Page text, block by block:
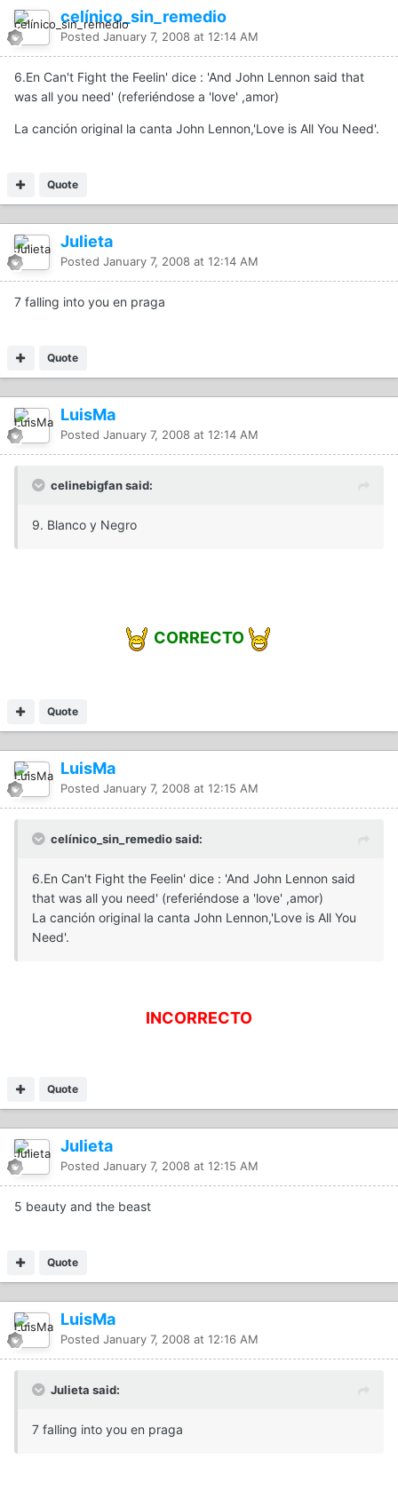
celínico_sin_remedio
Posted January 7, 2008 at 12:14 AM
6.En Can't Fight the Feelin' dice : 'And John Lennon said that
was all you need' (referiéndose a 'love' ,amor)
La canción original la canta John Lennon,'Love is All You Need'.
Quote
Julieta
Posted January 7, 2008 at 12:14 AM
7 falling into you en praga
Quote
LuisMa
Posted January 7, 2008 at 12:14 AM
celinebigfan said:
9. Blanco y Negro
CORRECTO
Quote
LuisMa
Posted January 7, 2008 at 12:15 AM
celínico_sin_remedio said:
6.En Can't Fight the Feelin' dice : 'And John Lennon said
that was all you need' (referiéndose a 'love' ,amor)
La canción original la canta John Lennon,'Love is All You
Need'.
INCORRECTO
Quote
Julieta
Posted January 7, 2008 at 12:15 AM
5 beauty and the beast
Quote
LuisMa
Posted January 7, 2008 at 12:16 AM
Julieta said:
7 falling into you en praga